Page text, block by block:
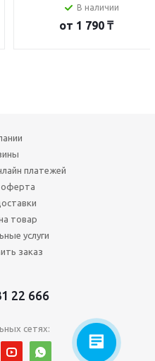
В наличии
от 1 790 ₸
платежей
товар
услуги
заказ
22 666
сетях: